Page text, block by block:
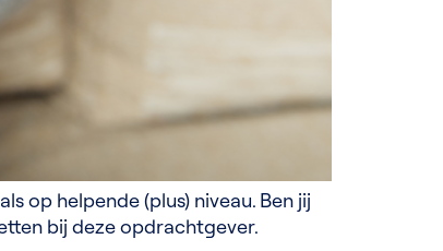
op helpende (plus) niveau. Ben jij
bij deze opdrachtgever.